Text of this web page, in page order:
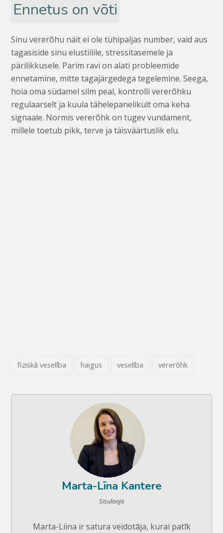
Ennetus on võti
Sinu vererõhu näit ei ole tühipaljas number, vaid aus
tagasiside sinu elustiilile, stressitasemele ja
pärilikkusele. Parim ravi on alati probleemide
ennetamine, mitte tagajärgedega tegelemine. Seega,
hoia oma südamel silm peal, kontrolli vererõhku
regulaarselt ja kuula tähelepanelikult oma keha
signaale. Normis vererõhk on tugev vundament,
millele toetub pikk, terve ja täisväärtuslik elu.
fiziskā veselība haigus veselība vererõhk
Marta-Līna Kantere
Sisulooja
Marta-Liina ir satura veidotāja, kurai patīk